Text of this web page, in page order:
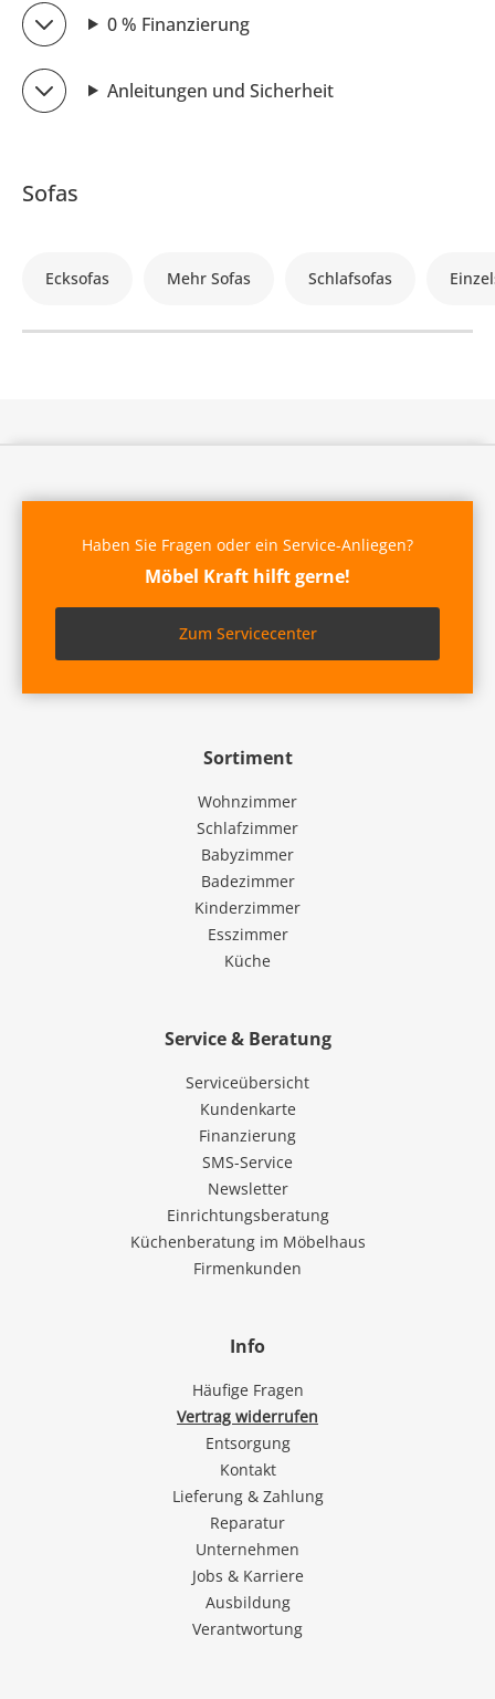
0 % Finanzierung
Anleitungen und Sicherheit
Sofas
Ecksofas Mehr Sofas Schlafsofas
Sortiment
Wohnzimmer
Schlafzimmer
Babyzimmer
Badezimmer
Kinderzimmer
Esszimmer
Küche
Service & Beratung
Serviceübersicht
Kundenkarte
Finanzierung
SMS-Service
Newsletter
Einrichtungsberatung
Küchenberatung im Möbelhaus
Firmenkunden
Info
Häufige Fragen
Vertrag widerrufen
Entsorgung
Kontakt
Lieferung & Zahlung
Reparatur
Unternehmen
Jobs & Karriere
Ausbildung
Verantwortung
Haben Sie Fragen oder ein Service-Anliegen?
Möbel Kraft hilft gerne!
Zum Servicecenter